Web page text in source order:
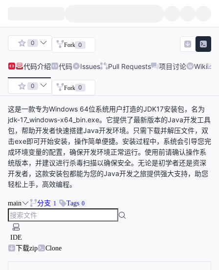
0 Fork 0
代码介绍 代码 Issues Pull Requests 项目讨论 Wiki
0 Fork 0
这是一款专为Windows 64位系统用户打造的JDK17安装包，名为
jdk-17_windows-x64_bin.exe。它提供了最新版本的Java开发工具
包，帮助开发者快速搭建Java开发环境。只需下载并解压文件，双
击exe即可开始安装，操作简单便捷。安装过程中，系统会引导您完
成环境变量的配置，确保开发环境正常运行。使用前请确认操作系
统版本，并建议进行杀毒扫描以确保安全。无论是初学者还是资深
开发者，这款安装包都能为您的Java开发之旅提供强大支持，助您
轻松上手，高效编程。
main 分支 1 Tags 0
IDE
下载zip
Clone